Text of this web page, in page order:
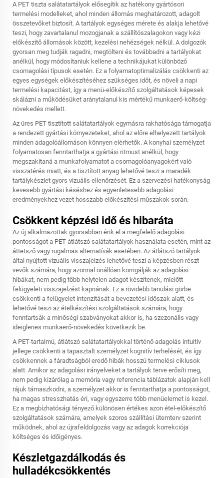
A PET tiszta salátatartályok elősegítik az hatékony gyártósori
termelési modelleket, ahol minden állomás meghatározott, adagolt
összetevőket biztosít. A tartályok egységes mérete és alakja lehetővé
teszi, hogy zavartalanul mozogjanak a szállítószalagokon vagy kézi
előkészítő állomások között, kezelési nehézségek nélkül. A dolgozók
gyorsan meg tudják ragadni, megtölteni és továbbadni a tartályokat
anélkül, hogy módosítaniuk kellene a technikájukat különböző
csomagolási típusok esetén. Ez a folyamatoptimalizálás csökkenti az
egyes egységek előkészítéséhez szükséges időt, és növeli a napi
termelési kapacitást, így a menü-előkészítő szolgáltatások képesek
skálázni a működésüket aránytalanul kis mértékű munkaerő-költség-
növekedés mellett.
Az üres PET tisztított salátatartályok egymásra rakhatósága támogatja
a rendezett gyártási környezeteket, ahol az előre elhelyezett tartályok
minden adagolóállomáson könnyen elérhetők. A konyhai személyzet
folyamatosan fenntarthatja a gyártási ritmust anélkül, hogy
megszakítaná a munkafolyamatot a csomagolóanyagokért való
visszatérés miatt, és a tisztított anyag lehetővé teszi a maradék
tartálykészlet gyors vizuális ellenőrzését. Ez a szervezési hatékonyság
kevesebb gyártási késéshez és egyenletesebb adagolási
eredményekhez vezet hosszabb előkészítési műszakok során.
Csökkent képzési idő és hibaráta
Az új alkalmazottak gyorsabban érik el a megfelelő adagolási
pontosságot a PET átlátszó salátatartályok használata esetén, mint az
áttetsző vagy rugalmas alternatívák esetében. Az átlátszó tartályok
által nyújtott vizuális visszajelzés lehetővé teszi a képzésben részt
vevők számára, hogy azonnal önállóan korrigálják az adagolási
hibákat, nem pedig több helytelen adagot készítenek, mielőtt
felügyeleti visszajelzést kapnának. Ez a rövidebb tanulási görbe
csökkenti a felügyelet intenzitását a bevezetési időszak alatt, és
lehetővé teszi az ételkészítési szolgáltatások számára, hogy
fenntartsák a minőségi szabványokat akkor is, ha szezonális vagy
ideiglenes munkaerő-növekedés következik be.
A PET-tartalmú, átlátszó salátatartályokkal történő adagolás intuitív
jellege csökkenti a tapasztalt személyzet kognitív terhelését, és így
csökkennek a fáradtságból eredő hibák hosszú termelési ciklusok
alatt. Amikor az adagolási irányelveket a tartályok terve erősíti meg,
nem pedig kizárólag a memória vagy referencia táblázatok alapján kell
rájuk támaszkodni, a személyzet akkor is fenntarthatja a pontosságot,
ha magas stresszhatás éri, vagy egyszerre több menüelemet is kezel.
Ez a megbízhatósági tényező különösen értékes azon étel-előkészítő
szolgáltatások számára, amelyek szoros szállítási ütemterv szerint
működnek, ahol az újrafeldolgozás vagy az adagok korrekciója
költséges és időigényes.
Készletgazdálkodás és
hulladékcsökkentés